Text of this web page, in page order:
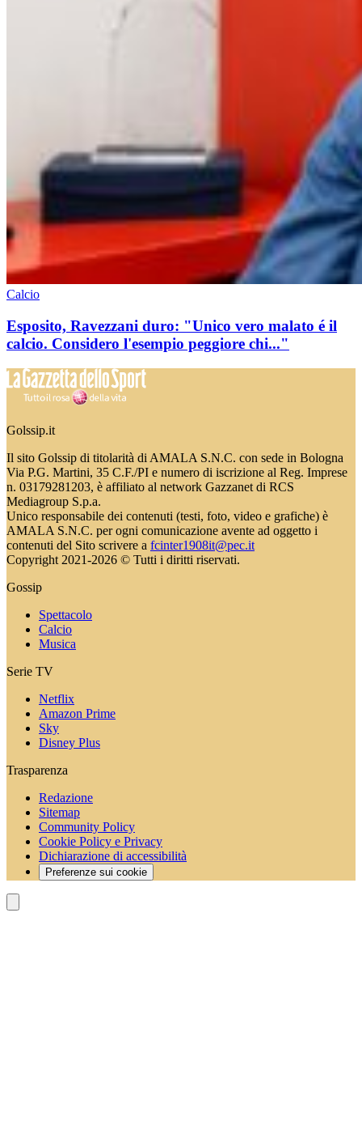
Calcio
Esposito, Ravezzani duro: "Unico vero malato é il
calcio. Considero l'esempio peggiore chi..."
Golssip.it
Il sito Golssip di titolarità di AMALA S.N.C. con sede in Bologna
Via P.G. Martini, 35 C.F./PI e numero di iscrizione al Reg. Imprese
n. 03179281203, è affiliato al network Gazzanet di RCS
Mediagroup S.p.a.
Unico responsabile dei contenuti (testi, foto, video e grafiche) è
AMALA S.N.C. per ogni comunicazione avente ad oggetto i
contenuti del Sito scrivere a fcinter1908it@pec.it
Copyright 2021-2026 © Tutti i diritti riservati.
Gossip
Spettacolo
Calcio
Musica
Serie TV
Netflix
Amazon Prime
Sky
Disney Plus
Trasparenza
Redazione
Sitemap
Community Policy
Cookie Policy e Privacy
Dichiarazione di accessibilità
Preferenze sui cookie